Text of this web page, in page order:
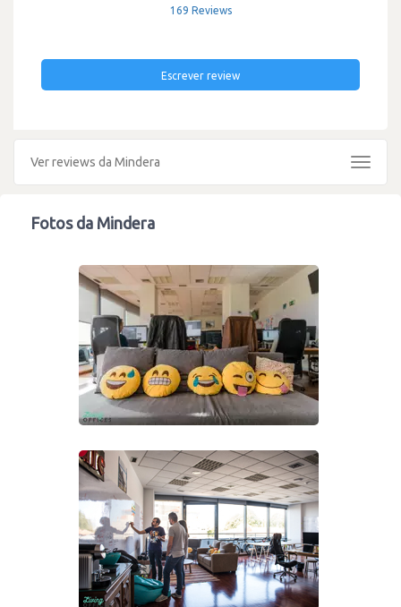
169 Reviews
Escrever review
Ver reviews da Mindera
Toggle
Fotos da Mindera